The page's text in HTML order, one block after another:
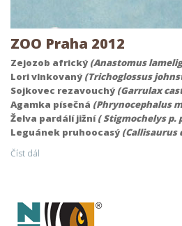
ZOO Praha 2012
Zejozob africký (Anastomus
Lori vlnkovaný (Trichoglossus
Sojkovec rezavouchý (Garrulax
Agamka písečná (Phrynocephalus
Želva pardálí jižní( Stigmochelys p.
Leguánek pruhoocasý (Callisaurus
Číst dál